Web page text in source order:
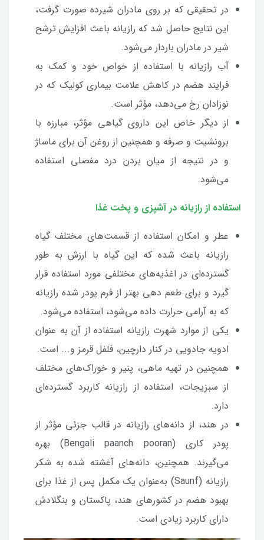
در تحقیقی که بر روی مادران شیرده صورت گرفت،
این نتایج حاصل شد که رازیانه باعث افزایش ترشح
شیر در مادران باردار می‌شود.
آب رازیانه با استفاده از خواص خود و کمک به
فرایند هضم در کاهش علامت بیماری کولیک که در
نوزادان رخ می‌دهد، مؤثر است.
از دیگر خاص این داروی گیاهی مؤثر، مبارزه با
برونشیت و صرفه و همچنین از روغن آن برای ماساژ
و در نتیجه از میان بردن درد مفصلی استفاده
می‌شود.
استفاده از رازیانه در آشپزی و پخت غذا
عطر و امکان استفاده از قسمت‌های مختلف گیاه
رازیانه باعث شده که این گیاه با ارزش به طور
گسترده‌ای در اغذیه‌های مختلفی مورد استفاده قرار
گیرد و برای طعم دهی بهتر از فرم پودر شده رازیانه
که به آرامی حرارت داده می‌شود، استفاده می‌شود.
یکی از موارد شهرت رازیانه استفاده از آن به عنوان
ادویه جادویی در کنار دارچین، فلفل قرمز و... است.
همچنین در تهیه ماهی، پنیر و خوراک‌های مختلف
از سبزیجات، استفاده از رازیانه کاربرد گسترده‌ای
دارد.
در هند، از دانه‌های رازیانه در قالب جزئی مؤثر از
پودر کاری (Bengali paanch pooran) بهره
می‌گیرند. همچنین، دانه‌های آغشته شده به شکر
رازیانه (Saunf) به‌عنوان یک مکمل پس از غذا برای
بهبود هضم در کشورهای هند، پاکستان و بنگلادش
دارای کاربرد زیادی است.